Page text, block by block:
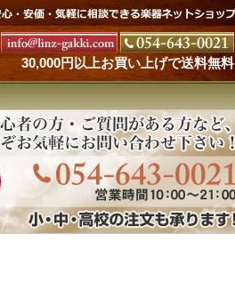
30,000円以上お買い上げで送料無料